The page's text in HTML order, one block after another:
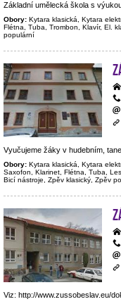
Základní umělecká škola s
Obory: Kytara klasická, Kytara
Flétna, Tuba, Trombon, Klavír, El.
populární
Vyučujeme žáky v hudebním,
Obory: Kytara klasická, Kytara
Saxofon, Klarinet, Flétna, Tuba,
Bicí nástroje, Zpěv klasický, Zpěv
Viz: http://www.zussobeslav.eu/